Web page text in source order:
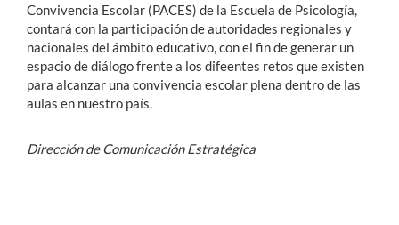
Convivencia Escolar (PACES) de la Escuela de Psicología,
contará con la participación de autoridades regionales y
nacionales del ámbito educativo, con el fin de generar un
espacio de diálogo frente a los difeentes retos que existen
para alcanzar una convivencia escolar plena dentro de las
aulas en nuestro país.
Dirección de Comunicación Estratégica